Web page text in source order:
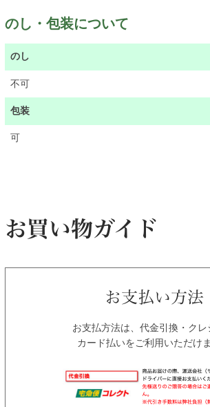
のし・包装について
のし
不可
包装
可
お支払方法は、代金引換・クレ
カード払いをご利用いただけま